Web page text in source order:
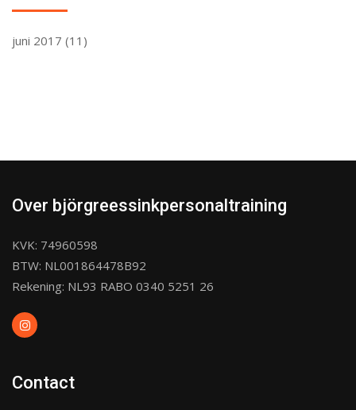
juni 2017 (11)
Over björgreessinkpersonaltraining
KVK: 74960598
BTW: NL001864478B92
Rekening: NL93 RABO 0340 5251 26
Contact